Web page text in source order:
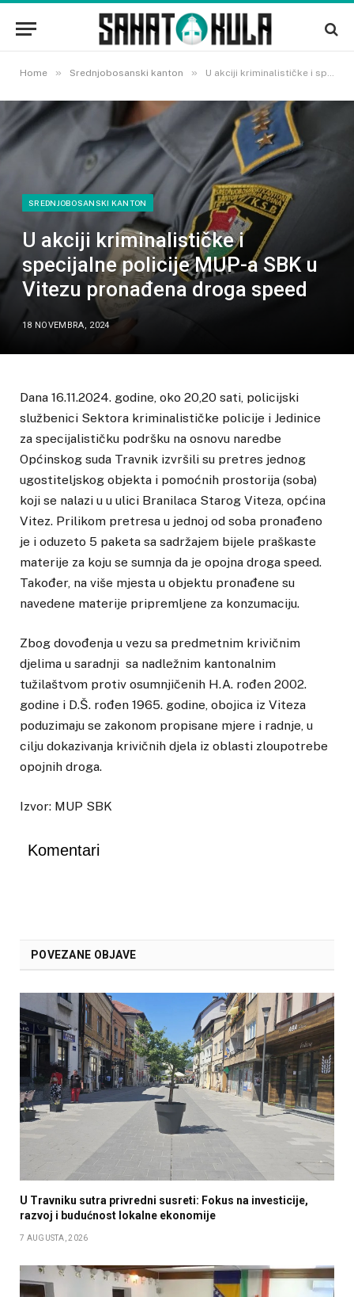
Home » Srednjobosanski kanton » U akciji kriminalističke i specijalne policije MUP-a SBK u Vitezu pronađena droga speed
SREDNJOBOSANSKI KANTON
U akciji kriminalističke i
specijalne policije MUP-a SBK u
Vitezu pronađena droga speed
18 NOVEMBRA, 2024
Dana 16.11.2024. godine, oko 20,20 sati, policijski
službenici Sektora kriminalističke policije i Jedinice
za specijalističku podršku na osnovu naredbe
Općinskog suda Travnik izvršili su pretres jednog
ugostiteljskog objekta i pomoćnih prostorija (soba)
koji se nalazi u u ulici Branilaca Starog Viteza, općina
Vitez. Prilikom pretresa u jednoj od soba pronađeno
je i oduzeto 5 paketa sa sadržajem bijele praškaste
materije za koju se sumnja da je opojna droga speed.
Također, na više mjesta u objektu pronađene su
navedene materije pripremljene za konzumaciju.
Zbog dovođenja u vezu sa predmetnim krivičnim
djelima u saradnji sa nadležnim kantonalnim
tužilaštvom protiv osumnjičenih H.A. rođen 2002.
godine i D.Š. rođen 1965. godine, obojica iz Viteza
poduzimaju se zakonom propisane mjere i radnje, u
cilju dokazivanja krivičnih djela iz oblasti zloupotrebe
opojnih droga.
Izvor: MUP SBK
Komentari
POVEZANE OBJAVE
U Travniku sutra privredni susreti: Fokus na investicije,
razvoj i budućnost lokalne ekonomije
7 AUGUSTA, 2026